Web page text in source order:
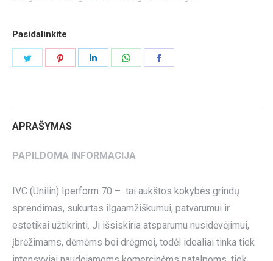
Pasidalinkite
APRAŠYMAS
PAPILDOMA INFORMACIJA
IVC (Unilin) Iperform 70 – tai aukštos kokybės grindų
sprendimas, sukurtas ilgaamžiškumui, patvarumui ir
estetikai užtikrinti. Ji išsiskiria atsparumu nusidėvėjimui,
įbrėžimams, dėmėms bei drėgmei, todėl idealiai tinka tiek